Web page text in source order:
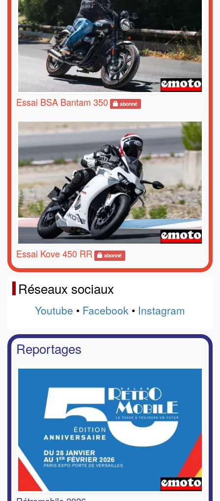
Essai BSA Bantam 350 abonné
Essai Kove 450 RR abonné
Réseaux sociaux
Youtube • Facebook • Instagram
Reportages